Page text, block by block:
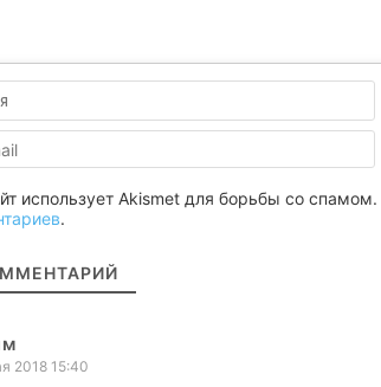
использует Akismet для борьбы со спамом.
.
2018 15:40